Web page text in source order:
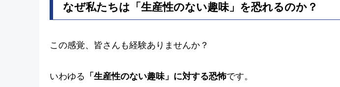
なぜ私たちは「生産性のない趣味」を恐れるのか？
この感覚、皆さんも経験ありませんか？
いわゆる 「生産性のない趣味」に対する恐怖です。